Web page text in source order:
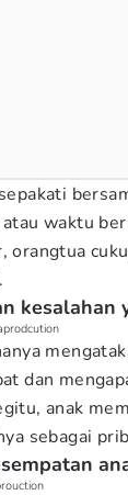
waktu
orangtua
kesalahan
dan
anak
sebagai